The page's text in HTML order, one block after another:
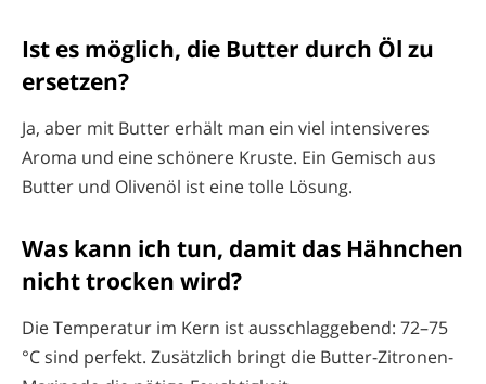
Ist es möglich, die Butter durch Öl zu
ersetzen?
Ja, aber mit Butter erhält man ein viel intensiveres
Aroma und eine schönere Kruste. Ein Gemisch aus
Butter und Olivenöl ist eine tolle Lösung.
Was kann ich tun, damit das Hähnchen
nicht trocken wird?
Die Temperatur im Kern ist ausschlaggebend: 72–75
°C sind perfekt. Zusätzlich bringt die Butter-Zitronen-